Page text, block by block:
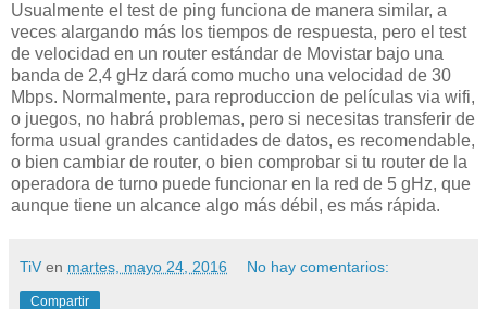
Usualmente el test de ping funciona de manera similar, a
veces alargando más los tiempos de respuesta, pero el test
de velocidad en un router estándar de Movistar bajo una
banda de 2,4 gHz dará como mucho una velocidad de 30
Mbps. Normalmente, para reproduccion de películas via wifi,
o juegos, no habrá problemas, pero si necesitas transferir de
forma usual grandes cantidades de datos, es recomendable,
o bien cambiar de router, o bien comprobar si tu router de la
operadora de turno puede funcionar en la red de 5 gHz, que
aunque tiene un alcance algo más débil, es más rápida.
TiV en martes, mayo 24, 2016 No hay comentarios:
Compartir